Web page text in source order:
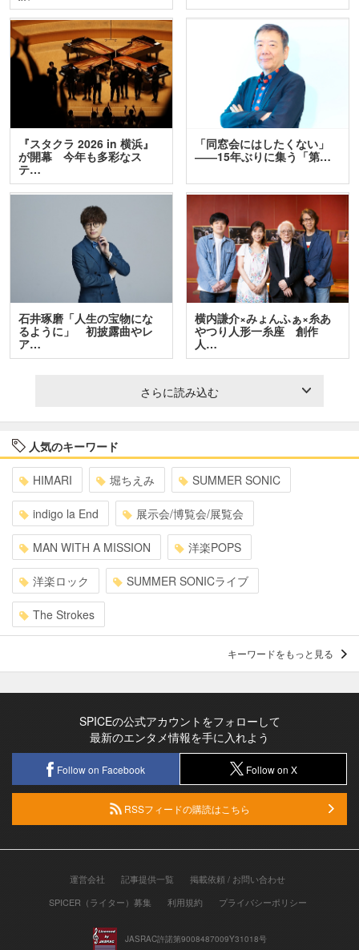
『スタクラ 2026 in 横浜』
が開幕 今年も多彩なス
テ…
「同窓会にはしたくない」
――15年ぶりに集う「第…
石井琢磨「人生の宝物にな
るように」 初披露曲やレ
ア…
横内謙介×みょんふぁ×糸あ
やつり人形一糸座 創作
人…
さらに読み込む
人気のキーワード
HIMARI 堀ちえみ SUMMER SONIC
indigo la End 展示会/博覧会/展覧会
MAN WITH A MISSION 洋楽POPS
洋楽ロック SUMMER SONICライブ
The Strokes
キーワードをもっと見る
SPICEの公式アカウントをフォローして
最新のエンタメ情報を手に入れよう
Follow on Facebook Follow on X
RSSフィードの購読はこちら
運営会社 記事提供一覧
掲載依頼 / お問い合わせ
SPICER（ライター）募集
利用規約 プライバシーポリシー
JASRAC許諾第9008487009Y31018号